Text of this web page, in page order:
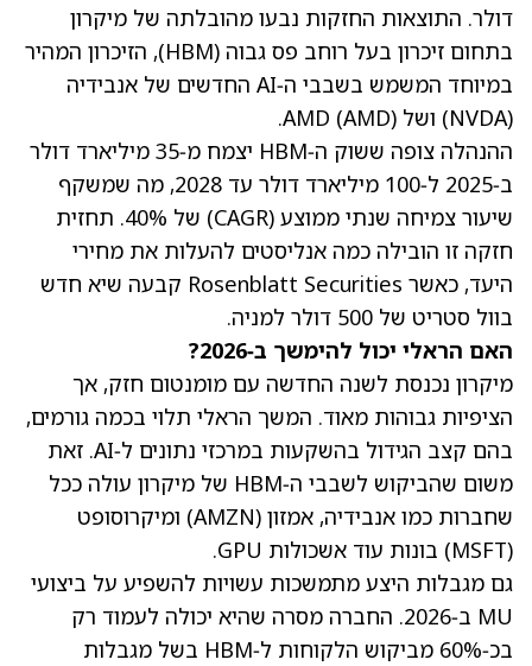
דולר. התוצאות החזקות נבעו מהובלתה של מיקרון
בתחום זיכרון בעל רוחב פס גבוה (HBM), הזיכרון המהיר
במיוחד המשמש בשבבי ה‑AI החדשים של אנבידיה
(NVDA)
ושל AMD (AMD)
.
ההנהלה צופה ששוק ה‑HBM יצמח מ‑35 מיליארד דולר
ב‑2025 ל‑100 מיליארד דולר עד 2028, מה שמשקף
שיעור צמיחה שנתי ממוצע (CAGR) של 40%. תחזית
חזקה זו הובילה כמה אנליסטים להעלות את מחירי
היעד, כאשר Rosenblatt Securities קבעה שיא חדש
בוול סטריט של 500 דולר למניה.
האם הראלי יכול להימשך ב‑2026?
מיקרון נכנסת לשנה החדשה עם מומנטום חזק, אך
הציפיות גבוהות מאוד. המשך הראלי תלוי בכמה גורמים,
בהם קצב הגידול בהשקעות במרכזי נתונים ל‑AI. זאת
משום שהביקוש לשבבי ה‑HBM של מיקרון עולה ככל
שחברות כמו אנבידיה, אמזון (AMZN)
ומיקרוסופט
(MSFT)
בונות עוד אשכולות GPU.
גם מגבלות היצע מתמשכות עשויות להשפיע על ביצועי
MU ב‑2026. החברה מסרה שהיא יכולה לעמוד רק
בכ‑60% מביקוש הלקוחות ל‑HBM בשל מגבלות